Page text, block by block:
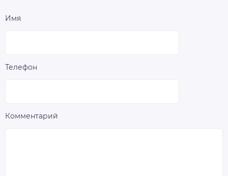
Имя
Телефон
Комментарий